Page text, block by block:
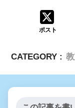
ポスト
CATEGORY :